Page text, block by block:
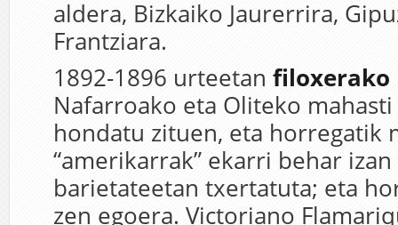
aldera, Bizkaiko Jaurerrira,
Frantziara.
1892-1896 urteetan filoxerako
Nafarroako eta Oliteko
hondatu zituen, eta horregatik
“amerikarrak” ekarri behar
barietateetan txertatuta; eta
zen egoera. Victoriano